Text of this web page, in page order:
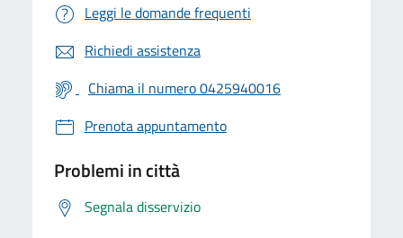
Leggi le domande frequenti
Richiedi assistenza
Chiama il numero 0425940016
Prenota appuntamento
Problemi in città
Segnala disservizio